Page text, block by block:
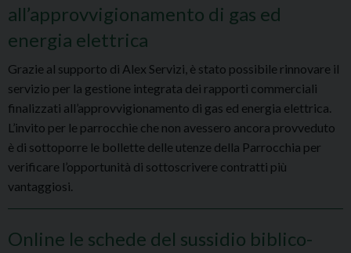
all’approvvigionamento di gas ed
energia elettrica
Grazie al supporto di Alex Servizi, è stato possibile rinnovare il
servizio per la gestione integrata dei rapporti commerciali
finalizzati all’approvvigionamento di gas ed energia elettrica.
L’invito per le parrocchie che non avessero ancora provveduto
è di sottoporre le bollette delle utenze della Parrocchia per
verificare l’opportunità di sottoscrivere contratti più
vantaggiosi.
Online le schede del sussidio biblico-